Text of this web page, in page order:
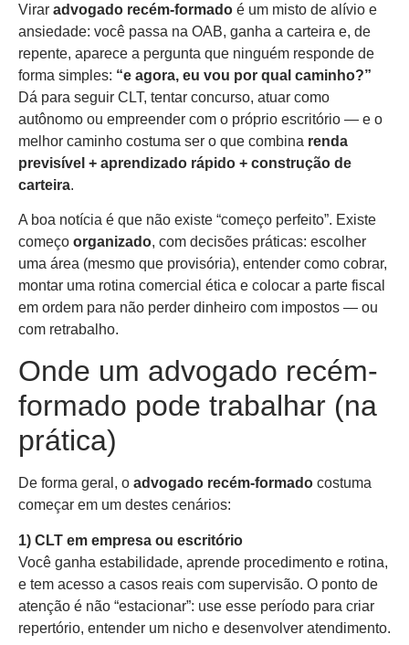
Virar advogado recém-formado é um misto de alívio e
ansiedade: você passa na OAB, ganha a carteira e, de
repente, aparece a pergunta que ninguém responde de
forma simples: “e agora, eu vou por qual caminho?”
Dá para seguir CLT, tentar concurso, atuar como
autônomo ou empreender com o próprio escritório — e o
melhor caminho costuma ser o que combina renda
previsível + aprendizado rápido + construção de
carteira.
A boa notícia é que não existe “começo perfeito”. Existe
começo organizado, com decisões práticas: escolher
uma área (mesmo que provisória), entender como cobrar,
montar uma rotina comercial ética e colocar a parte fiscal
em ordem para não perder dinheiro com impostos — ou
com retrabalho.
Onde um advogado recém-
formado pode trabalhar (na
prática)
De forma geral, o advogado recém-formado costuma
começar em um destes cenários:
1) CLT em empresa ou escritório
Você ganha estabilidade, aprende procedimento e rotina,
e tem acesso a casos reais com supervisão. O ponto de
atenção é não “estacionar”: use esse período para criar
repertório, entender um nicho e desenvolver atendimento.